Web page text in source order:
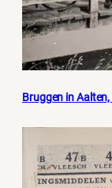
Bruggen in